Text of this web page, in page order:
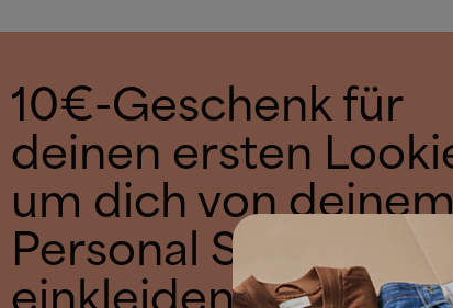
10€-Geschenk für
deinen ersten
um dich von
Personal Shopper